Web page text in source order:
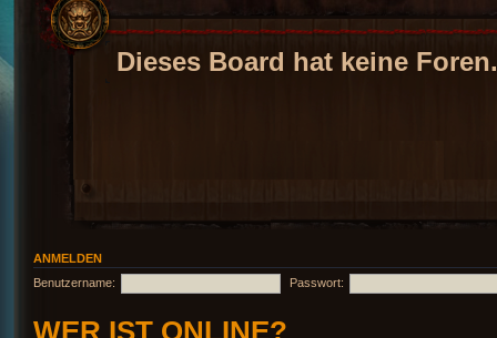
Dieses Board hat keine Foren.
ANMELDEN
Benutzername:
Passwort:
WER IST ONLINE?